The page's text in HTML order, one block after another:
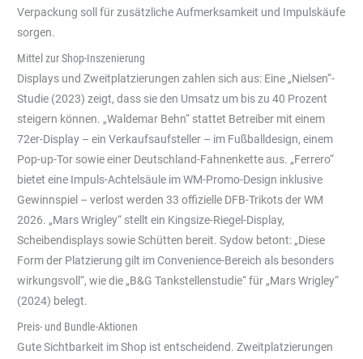
Verpackung soll für zusätzliche Aufmerksamkeit und Impulskäufe
sorgen.
Mittel zur Shop-Inszenierung
Displays und Zweitplatzierungen zahlen sich aus: Eine „Nielsen“-
Studie (2023) zeigt, dass sie den Umsatz um bis zu 40 Prozent
steigern können. „Waldemar Behn“ stattet Betreiber mit einem
72er-Display – ein Verkaufsaufsteller – im Fußballdesign, einem
Pop-up-Tor sowie einer Deutschland-Fahnenkette aus. „Ferrero“
bietet eine Impuls-Achtelsäule im WM-Promo-Design inklusive
Gewinnspiel – verlost werden 33 offizielle DFB-Trikots der WM
2026. „Mars Wrigley“ stellt ein Kingsize-Riegel-Display,
Scheibendisplays sowie Schütten bereit. Sydow betont: „Diese
Form der Platzierung gilt im Convenience-Bereich als besonders
wirkungsvoll“, wie die „B&G Tankstellenstudie“ für „Mars Wrigley“
(2024) belegt.
Preis- und Bundle-Aktionen
Gute Sichtbarkeit im Shop ist entscheidend. Zweitplatzierungen